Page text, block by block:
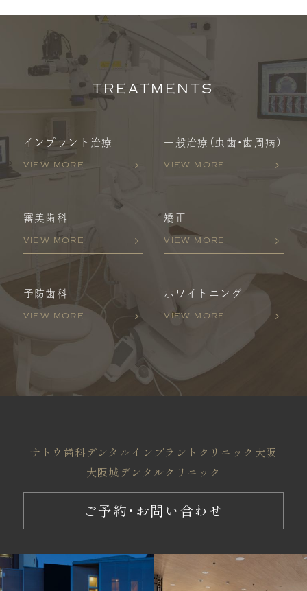
TREATMENTS
インプラント治療
VIEW MORE
一般治療 （虫歯・歯周病）
VIEW MORE
審美歯科
VIEW MORE
矯正
VIEW MORE
予防歯科
VIEW MORE
ホワイトニング
VIEW MORE
サトウ歯科 デンタルインプラントクリニック大阪
大阪城デンタルクリニック
ご予約・お問い合わせ